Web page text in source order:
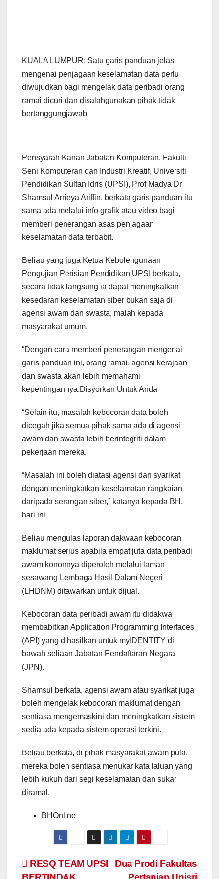
KUALA LUMPUR: Satu garis panduan jelas
mengenai penjagaan keselamatan data perlu
diwujudkan bagi mengelak data peribadi orang
ramai dicuri dan disalahgunakan pihak tidak
bertanggungjawab.
Pensyarah Kanan Jabatan Komputeran, Fakulti
Seni Komputeran dan Industri Kreatif, Universiti
Pendidikan Sultan Idris (UPSI), Prof Madya Dr
Shamsul Arrieya Ariffin, berkata garis panduan itu
sama ada melalui info grafik atau video bagi
memberi penerangan asas penjagaan
keselamatan data terbabit.
Beliau yang juga Ketua Kebolehgunaan
Pengujian Perisian Pendidikan UPSI berkata,
secara tidak langsung ia dapat meningkatkan
kesedaran keselamatan siber bukan saja di
agensi awam dan swasta, malah kepada
masyarakat umum.
“Dengan cara memberi penerangan mengenai
garis panduan ini, orang ramai, agensi kerajaan
dan swasta akan lebih memahami
kepentingannya.Disyorkan Untuk Anda
“Selain itu, masalah kebocoran data boleh
dicegah jika semua pihak sama ada di agensi
awam dan swasta lebih berintegriti dalam
pekerjaan mereka.
“Masalah ini boleh diatasi agensi dan syarikat
dengan meningkatkan keselamatan rangkaian
daripada serangan siber,” katanya kepada BH,
hari ini.
Beliau mengulas laporan dakwaan kebocoran
maklumat serius apabila empat juta data peribadi
awam kononnya diperoleh melalui laman
sesawang Lembaga Hasil Dalam Negeri
(LHDNM) ditawarkan untuk dijual.
Kebocoran data peribadi awam itu didakwa
membabitkan Application Programming Interfaces
(API) yang dihasilkan untuk myIDENTITY di
bawah seliaan Jabatan Pendaftaran Negara
(JPN).
Shamsul berkata, agensi awam atau syarikat juga
boleh mengelak kebocoran maklumat dengan
sentiasa mengemaskini dan meningkatkan sistem
sedia ada kepada sistem operasi terkini.
Beliau berkata, di pihak masyarakat awam pula,
mereka boleh sentiasa menukar kata laluan yang
lebih kukuh dari segi keselamatan dan sukar
diramal.
BHOnline
Navigasi
Dua Prodi Fakultas
Pertanian Unisri
RESQ TEAM UPSI
BERTINDAK